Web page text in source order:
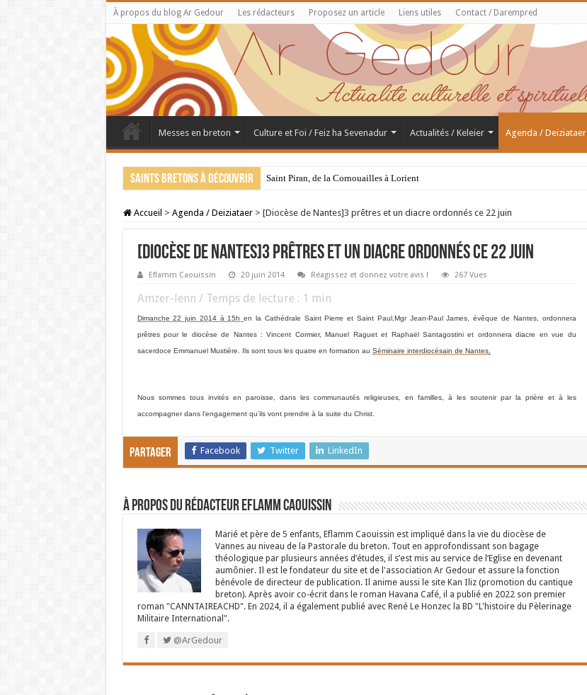
À propos du blog Ar Gedour Les rédacteurs Proposez un article Liens utiles Contact / Darempred
Messes en breton Culture et Foi / Feiz ha Sevenadur Actualités / Keleier Agenda / Deiziataer
Saints bretons à découvrir Saint Piran, de la Cornouailles à Lorient
Accueil > Agenda / Deiziataer > [Diocèse de Nantes]3 prêtres et un diacre ordonnés ce 22 juin
[Diocèse de Nantes]3 prêtres et un diacre ordonnés ce 22 juin
Eflamm Caouissin 20 juin 2014 Réagissez et donnez votre avis ! 267 Vues
Amzer-lenn / Temps de lecture : 1 min
Dimanche 22 juin 2014 à 15h en la Cathédrale Saint Pierre et Saint Paul, Mgr Jean-Paul James , évêque de Nantes, ordonnera
prêtres pour le diocèse de Nantes :Vincent Cormier,Manuel Raguetet Raphaël Santagostiniet ordonnera diacre en vue du
sacerdoce Emmanuel Mustière . Ils sont tous les quatre en formation au Séminaire interdiocésain de Nantes.
Nous sommes tous invités en paroisse, dans les communautés religieuses, en familles, à les soutenir par la prière et à les
accompagner dans l’engagement qu’ils vont prendre à la suite du Christ.
Partager Facebook Twitter LinkedIn
À propos du rédacteur Eflamm Caouissin
Marié et père de 5 enfants, Eflamm Caouissin est impliqué dans la vie du diocèse de
Vannes au niveau de la Pastorale du breton. Tout en approfondissant son bagage
théologique par plusieurs années d’études, il s’est mis au service de l’Eglise en devenant
aumônier. Il est le fondateur du site et de l'association Ar Gedour et assure la fonction
bénévole de directeur de publication. Il anime aussi le site Kan Iliz (promotion du cantique
breton). Après avoir co-écrit dans le roman Havana Café, il a publié en 2022 son premier
roman "CANNTAIREACHD". En 2024, il a également publié avec René Le Honzec la BD "L'histoire du Pèlerinage
Militaire International".
@ArGedour